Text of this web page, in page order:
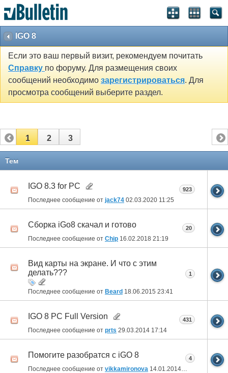
IGO 8
Если это ваш первый визит, рекомендуем почитать
Справку по форуму. Для размещения своих
сообщений необходимо зарегистрироваться. Для
просмотра сообщений выберите раздел.
1 2 3
Тем
IGO 8.3 for PC
Последнее сообщение от jack74 02.03.2020 11:25
923
Сборка iGo8 скачал и готово
Последнее сообщение от Chip 16.02.2018 21:19
20
Вид карты на экране. И что с этим
делать???
Последнее сообщение от Beard 18.06.2015 23:41
1
IGO 8 PC Full Version
Последнее сообщение от prts 29.03.2014 17:14
431
Помогите разобратся с iGO 8
Последнее сообщение от vikkamironova 14.01.2014 13:52
4